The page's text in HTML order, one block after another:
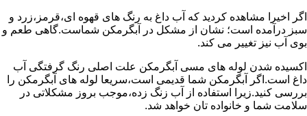
اگر اخیرا مشاهده کردید که آب داغ به رنگ های قهوه ای،قرمز،زرد و
سبز درآمده است؛ نشان از مشکل در آبگرمکن شماست.گاهی طعم و
بوی آب نیز تغییر می کند.
اکسیده شدن لوله های مسی آبگرمکن علت اصلی رنگ گرفتگی آب
داغ است.اگر آبگرمکن شما قدیمی است،سریعا لوله های آبگرمکن را
بررسی کنید.زیرا استفاده از آب زنگ زده،موجب بروز مشکلاتی در
سلامت شما و خانواده تان خواهد شد.